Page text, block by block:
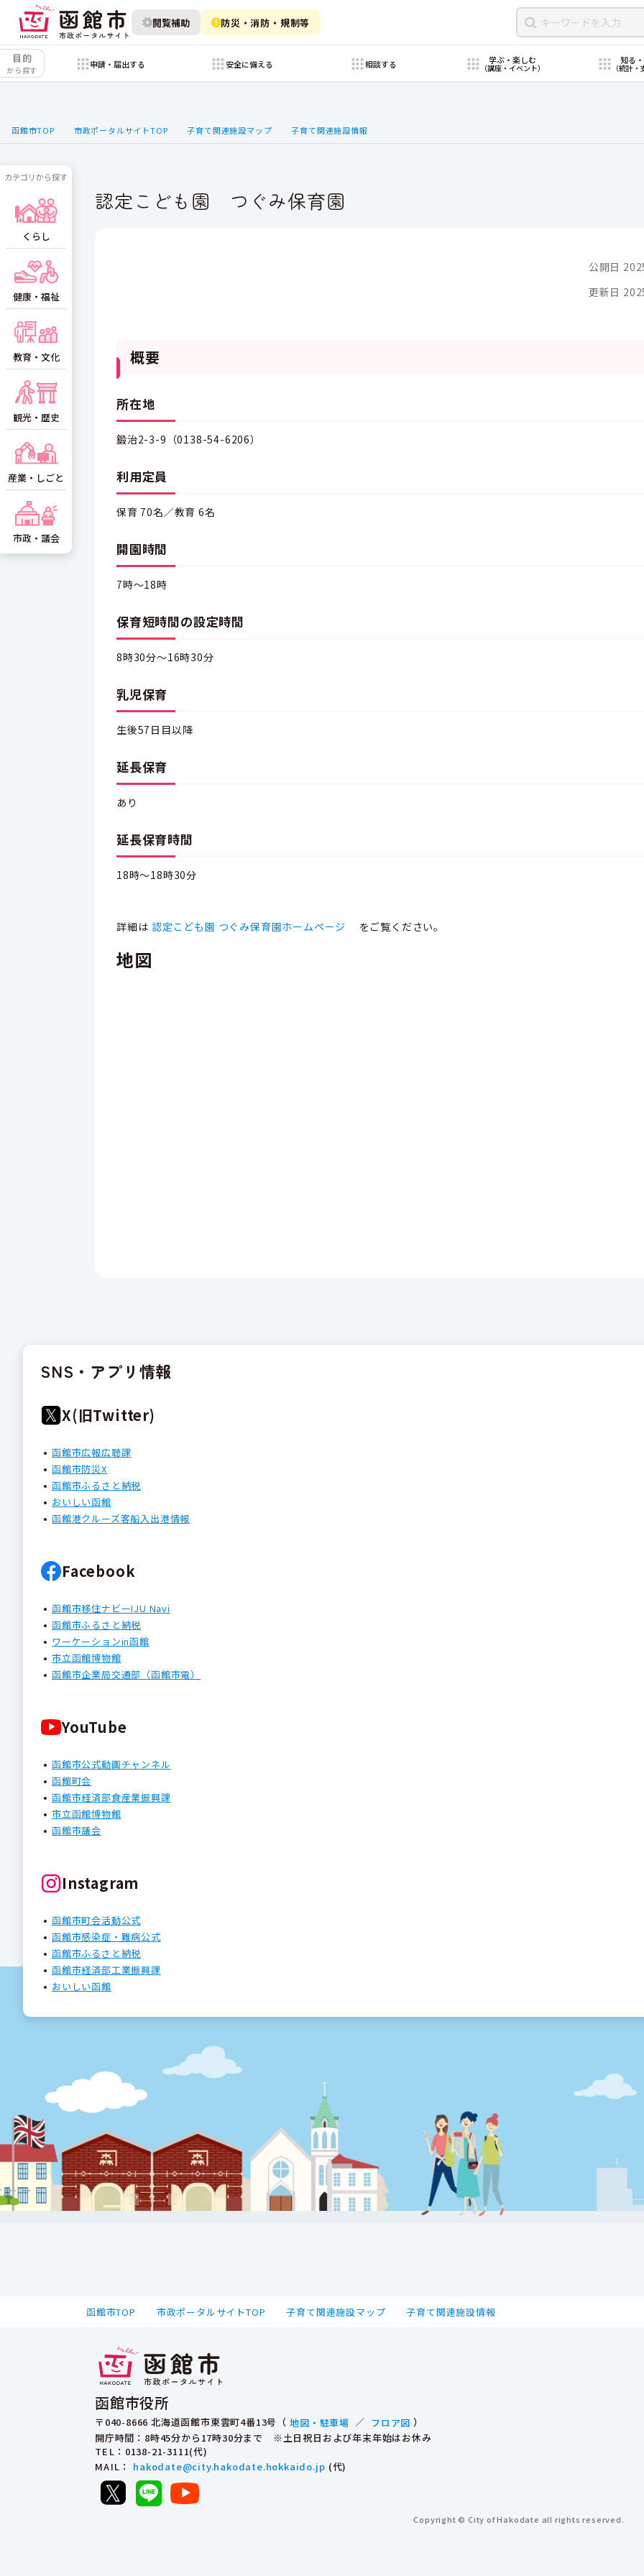
閲覧補助 防災・消防・規制等
目的
から探す
申請・届出する 安全に備える 相談する 学ぶ・楽しむ
（講座・イベント）
知る
（統計・
函館市TOP 市政ポータルサイトTOP 子育て関連施設マップ 子育て関連施設情報
認定こども園 つぐみ保育園
公開日
更新日
概要
所在地
鍛治2-3-9（0138-54-6206）
利用定員
保育 70名／教育 6名
開園時間
7時～18時
保育短時間の設定時間
8時30分～16時30分
乳児保育
生後57日目以降
延長保育
あり
延長保育時間
18時～18時30分
詳細は 認定こども園 つぐみ保育園ホームページ をご覧ください。
地図
カテゴリから探す
くらし
健康・福祉
教育・文化
観光・歴史
産業・しごと
市政・議会
SNS・アプリ情報
X(旧Twitter)
函館市広報広聴課
函館市防災X
函館市ふるさと納税
おいしい函館
函館港クルーズ客船入出港情報
Facebook
函館市移住ナビーIJU Navi
函館市ふるさと納税
ワーケーションin函館
市立函館博物館
函館市企業局交通部（函館市電）
YouTube
函館市公式動画チャンネル
函館町会
函館市経済部食産業振興課
市立函館博物館
函館市議会
Instagram
函館市町会活動公式
函館市感染症・難病公式
函館市ふるさと納税
函館市経済部工業振興課
おいしい函館
函館市TOP 市政ポータルサイトTOP 子育て関連施設マップ 子育て関連施設情報
函館市役所
〒040-8666 北海道函館市東雲町4番13号（ 地図・駐車場 ／ フロア図 ）
開庁時間：8時45分から17時30分まで ※土日祝日および年末年始はお休み
TEL ：0138-21-3111(代)
MAIL ： hakodate@city.hakodate.hokkaido.jp (代)
Copyright © City of Hakodate all rights reserved.